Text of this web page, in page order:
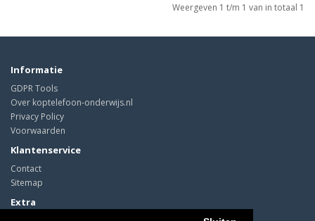
Weergeven 1 t/m 1 van in totaal 1
Informatie
GDPR Tools
Over koptelefoon-onderwijs.nl
Privacy Policy
Voorwaarden
Klantenservice
Contact
Sitemap
Extra